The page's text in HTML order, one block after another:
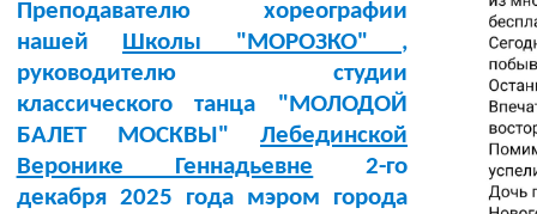
Преподавателю хореографии
нашей Школы "МОРОЗКО" ,
руководителю студии
классического танца "МОЛОДОЙ
БАЛЕТ МОСКВЫ" Лебединской
Веронике Геннадьевне 2-го
декабря 2025 года мэром города